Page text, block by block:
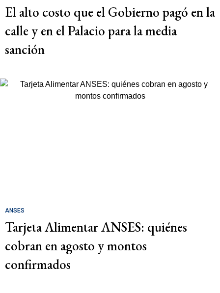
El alto costo que el Gobierno pagó en la
calle y en el Palacio para la media
sanción
ANSES
Tarjeta Alimentar ANSES: quiénes
cobran en agosto y montos
confirmados